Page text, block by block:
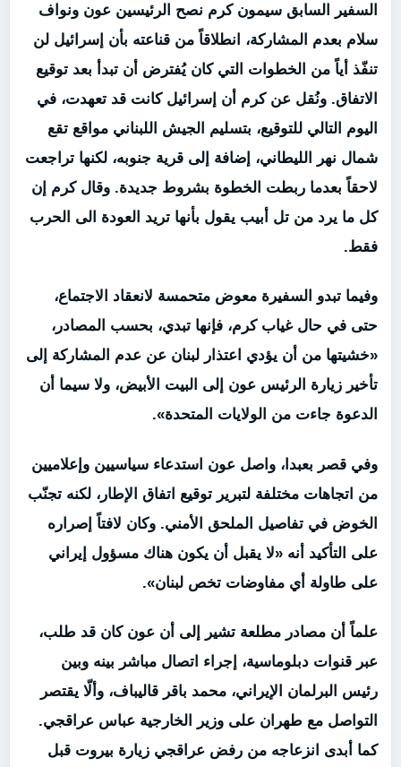
السفير السابق سيمون كرم نصح الرئيسين عون ونواف
سلام بعدم المشاركة، انطلاقاً من قناعته بأن إسرائيل لن
تنفّذ أياً من الخطوات التي كان يُفترض أن تبدأ بعد توقيع
الاتفاق. ونُقل عن كرم أن إسرائيل كانت قد تعهدت، في
اليوم التالي للتوقيع، بتسليم الجيش اللبناني مواقع تقع
شمال نهر الليطاني، إضافة إلى قرية جنوبه، لكنها تراجعت
لاحقاً بعدما ربطت الخطوة بشروط جديدة. وقال كرم إن
كل ما يرد من تل أبيب يقول بأنها تريد العودة الى الحرب
فقط.
وفيما تبدو السفيرة معوض متحمسة لانعقاد الاجتماع،
حتى في حال غياب كرم، فإنها تبدي، بحسب المصادر،
«خشيتها من أن يؤدي اعتذار لبنان عن عدم المشاركة إلى
تأخير زيارة الرئيس عون إلى البيت الأبيض، ولا سيما أن
الدعوة جاءت من الولايات المتحدة».
وفي قصر بعبدا، واصل عون استدعاء سياسيين وإعلاميين
من اتجاهات مختلفة لتبرير توقيع اتفاق الإطار، لكنه تجنّب
الخوض في تفاصيل الملحق الأمني. وكان لافتاً إصراره
على التأكيد أنه «لا يقبل أن يكون هناك مسؤول إيراني
على طاولة أي مفاوضات تخص لبنان».
علماً أن مصادر مطلعة تشير إلى أن عون كان قد طلب،
عبر قنوات دبلوماسية، إجراء اتصال مباشر بينه وبين
رئيس البرلمان الإيراني، محمد باقر قاليباف، وألّا يقتصر
التواصل مع طهران على وزير الخارجية عباس عراقجي.
كما أبدى انزعاجه من رفض عراقجي زيارة بيروت قبل